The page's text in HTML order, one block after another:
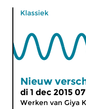
Klassiek
Nieuw
di 1 dec 2015
Werken van Giya